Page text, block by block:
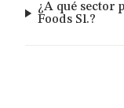
¿A qué sector
Foods Sl.?